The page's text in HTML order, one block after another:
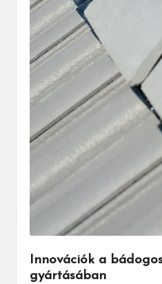
Innovációk a
gyártásában